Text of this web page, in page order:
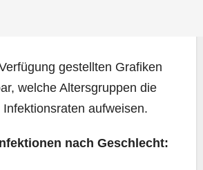
gestell­ten Gra­fi­ken
wel­che Alters­grup­pen die
Infek­ti­ons­ra­ten aufweisen.
nach Geschlecht: